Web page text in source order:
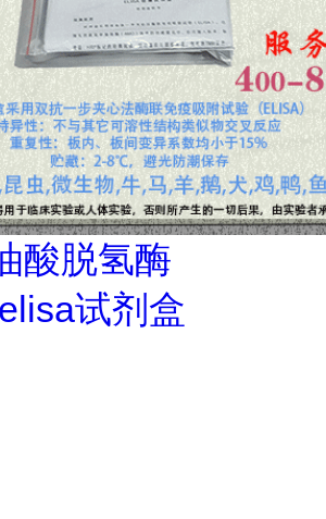
酸脱氢酶
试剂盒